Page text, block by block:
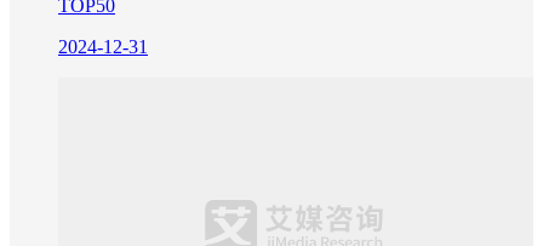
TOP50
2024-12-31